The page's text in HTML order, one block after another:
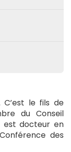
le fils de
du Conseil
est docteur en
des